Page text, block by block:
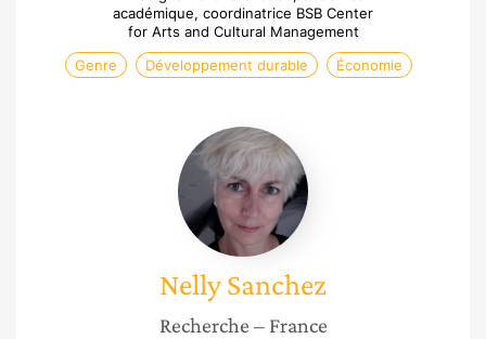
académique, coordinatrice BSB Center
for Arts and Cultural Management
Genre
Développement durable Économie
Nelly
Sanchez
NellySanchez
Recherche – France